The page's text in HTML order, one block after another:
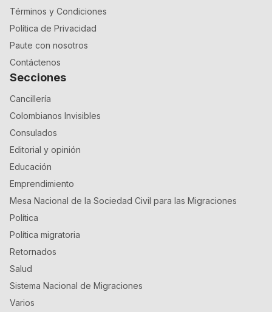
Términos y Condiciones
Política de Privacidad
Paute con nosotros
Contáctenos
Secciones
Cancillería
Colombianos Invisibles
Consulados
Editorial y opinión
Educación
Emprendimiento
Mesa Nacional de la Sociedad Civil para las Migraciones
Política
Política migratoria
Retornados
Salud
Sistema Nacional de Migraciones
Varios